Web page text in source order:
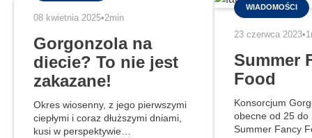
08 kwietnia 2025•2min
Gorgonzola na
diecie? To nie jest
zakazane!
Okres wiosenny, z jego pierwszymi
ciepłymi i coraz dłuższymi dniami,
kusi w perspektywie
WIADOMOŚCI
23 czerwca 2023•
Summer
Food
Konsorcjum
obecne od 25 do
Summer Fancy